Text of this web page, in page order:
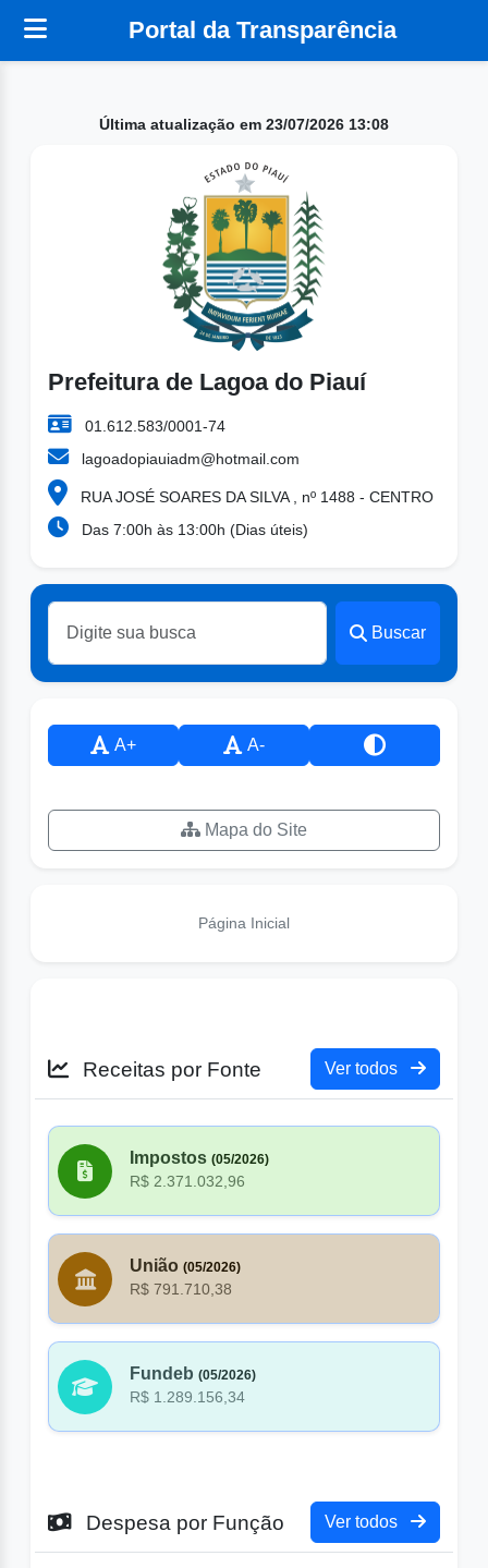
Portal da Transparência
Última atualização em 23/07/2026 13:08
Prefeitura de Lagoa do Piauí
01.612.583/0001-74
lagoadopiauiadm@hotmail.com
RUA JOSÉ SOARES DA SILVA , nº 1488 - CENTRO
Das 7:00h às 13:00h (Dias úteis)
Buscar
A+ A-
Mapa do Site
Página Inicial
Receitas por Fonte Ver todos
Impostos (05/2026)
R$ 2.371.032,96
União (05/2026)
R$ 791.710,38
Fundeb (05/2026)
R$ 1.289.156,34
Despesa por Função Ver todos